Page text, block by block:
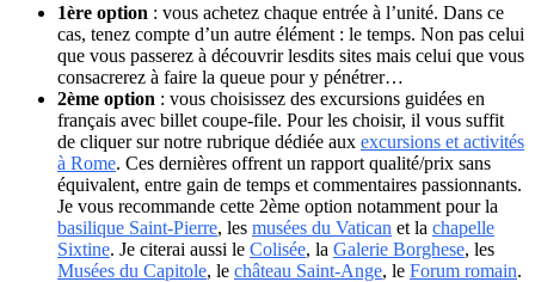
1ère option : vous achetez chaque entrée à l’unité. Dans ce
cas, tenez compte d’un autre élément : le temps. Non pas celui
que vous passerez à découvrir lesdits sites mais celui que vous
consacrerez à faire la queue pour y pénétrer…
2ème option : vous choisissez des excursions guidées en
français avec billet coupe-file. Pour les choisir, il vous suffit
de cliquer sur notre rubrique dédiée aux excursions et activités
à Rome. Ces dernières offrent un rapport qualité/prix sans
équivalent, entre gain de temps et commentaires passionnants.
Je vous recommande cette 2ème option notamment pour la
basilique Saint-Pierre, les musées du Vatican et la chapelle
Sixtine. Je citerai aussi le Colisée, la Galerie Borghese, les
Musées du Capitole, le château Saint-Ange, le Forum romain.